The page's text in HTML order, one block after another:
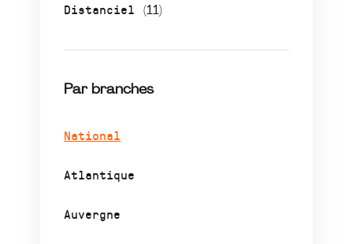
Distanciel (11)
Par branches
National
Atlantique
Auvergne